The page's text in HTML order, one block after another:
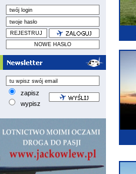
zapisz
wypisz